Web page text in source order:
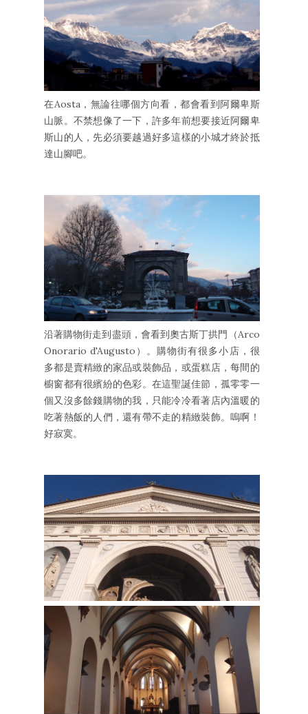
在Aosta，無論往哪個方向看，都會看到阿爾卑斯
山脈。不禁想像了一下，許多年前想要接近阿爾卑
斯山的人，先必須要越過好多這樣的小城才終於抵
達山腳吧。
沿著購物街走到盡頭，會看到奧古斯丁拱門（Arco
Onorario d'Augusto）。購物街有很多小店，很
多都是賣精緻的家品或裝飾品，或蛋糕店，每間的
櫥窗都有很繽紛的色彩。在這聖誕佳節，孤零零一
個又沒多餘錢購物的我，只能冷冷看著店內溫暖的
吃著熱飯的人們，還有帶不走的精緻裝飾。嗚啊！
好寂寞。